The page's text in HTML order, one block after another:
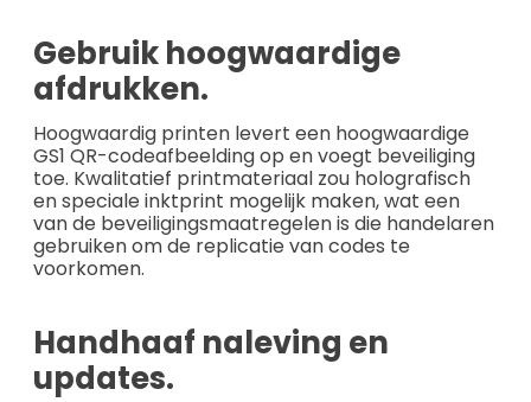
Gebruik hoogwaardige
afdrukken.
Hoogwaardig printen levert een hoogwaardige
GS1 QR-codeafbeelding op en voegt beveiliging
toe. Kwalitatief printmateriaal zou holografisch
en speciale inktprint mogelijk maken, wat een
van de beveiligingsmaatregelen is die handelaren
gebruiken om de replicatie van codes te
voorkomen.
Handhaaf naleving en
updates.